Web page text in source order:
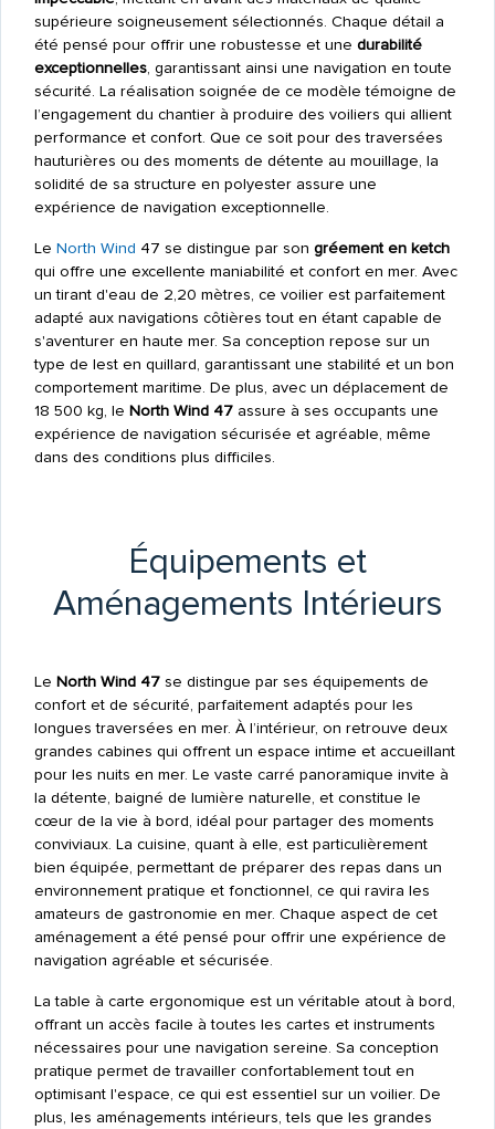
supérieure soigneusement sélectionnés. Chaque détail a
été pensé pour offrir une robustesse et une durabilité
exceptionnelles, garantissant ainsi une navigation en toute
sécurité. La réalisation soignée de ce modèle témoigne de
l’engagement du chantier à produire des voiliers qui allient
performance et confort. Que ce soit pour des traversées
hauturières ou des moments de détente au mouillage, la
solidité de sa structure en polyester assure une
expérience de navigation exceptionnelle.
Le North Wind 47 se distingue par son gréement en ketch
qui offre une excellente maniabilité et confort en mer. Avec
un tirant d'eau de 2,20 mètres, ce voilier est parfaitement
adapté aux navigations côtières tout en étant capable de
s'aventurer en haute mer. Sa conception repose sur un
type de lest en quillard, garantissant une stabilité et un bon
comportement maritime. De plus, avec un déplacement de
18 500 kg, le North Wind 47assure à ses occupants une
expérience de navigation sécurisée et agréable, même
dans des conditions plus difficiles.
Équipements et
Aménagements Intérieurs
Le North Wind 47se distingue par ses équipements de
confort et de sécurité, parfaitement adaptés pour les
longues traversées en mer. À l’intérieur, on retrouve deux
grandes cabines qui offrent un espace intime et accueillant
pour les nuits en mer. Le vaste carré panoramique invite à
la détente, baigné de lumière naturelle, et constitue le
cœur de la vie à bord, idéal pour partager des moments
conviviaux. La cuisine, quant à elle, est particulièrement
bien équipée, permettant de préparer des repas dans un
environnement pratique et fonctionnel, ce qui ravira les
amateurs de gastronomie en mer. Chaque aspect de cet
aménagement a été pensé pour offrir une expérience de
navigation agréable et sécurisée.
La table à carte ergonomique est un véritable atout à bord,
offrant un accès facile à toutes les cartes et instruments
nécessaires pour une navigation sereine. Sa conception
pratique permet de travailler confortablement tout en
optimisant l'espace, ce qui est essentiel sur un voilier. De
plus, les aménagements intérieurs, tels que les grandes